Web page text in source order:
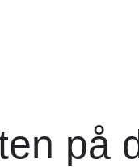
på